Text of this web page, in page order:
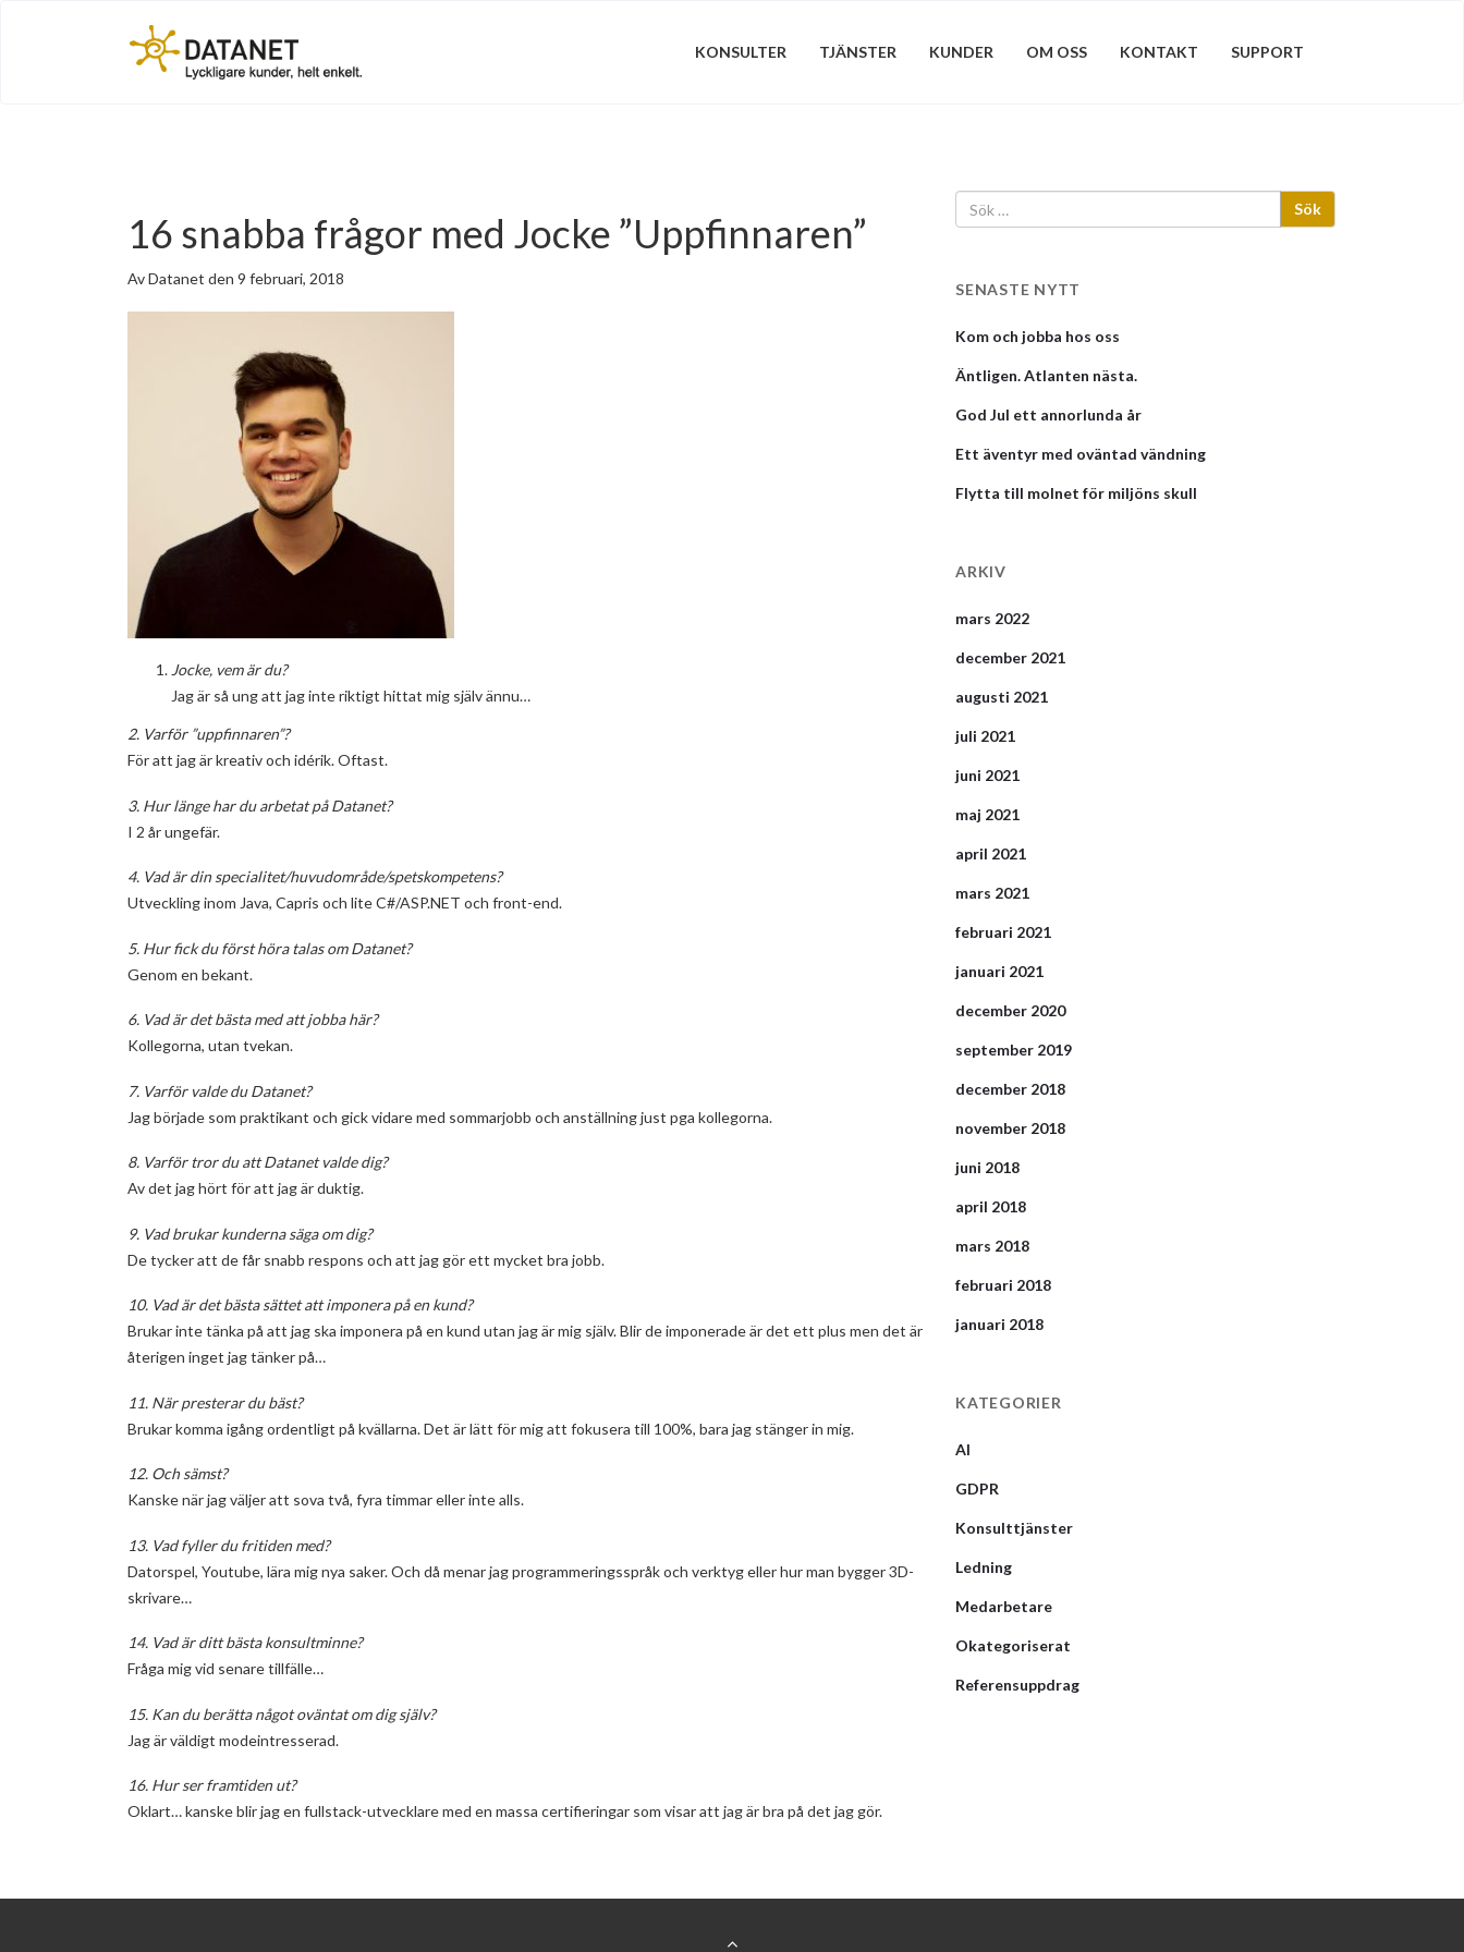
KONSULTER TJÄNSTER KUNDER OM OSS KONTAKT SUPPORT
16 snabba frågor med Jocke ”Uppfinnaren”
Av Datanet den 9 februari, 2018
Jocke, vem är du?
Jag är så ung att jag inte riktigt hittat mig själv ännu…
2. Varför ”uppfinnaren”?
För att jag är kreativ och idérik. Oftast.
3. Hur länge har du arbetat på Datanet?
I 2 år ungefär.
4. Vad är din specialitet/huvudområde/spetskompetens?
Utveckling inom Java, Capris och lite C#/ASP.NET och front-end.
5. Hur fick du först höra talas om Datanet?
Genom en bekant.
6. Vad är det bästa med att jobba här?
Kollegorna, utan tvekan.
7. Varför valde du Datanet?
Jag började som praktikant och gick vidare med sommarjobb och anställning just pga kollegorna.
8. Varför tror du att Datanet valde dig?
Av det jag hört för att jag är duktig.
9. Vad brukar kunderna säga om dig?
De tycker att de får snabb respons och att jag gör ett mycket bra jobb.
10. Vad är det bästa sättet att imponera på en kund?
Brukar inte tänka på att jag ska imponera på en kund utan jag är mig själv. Blir de imponerade är det ett plus men det är
återigen inget jag tänker på…
11. När presterar du bäst?
Brukar komma igång ordentligt på kvällarna. Det är lätt för mig att fokusera till 100%, bara jag stänger in mig.
12. Och sämst?
Kanske när jag väljer att sova två, fyra timmar eller inte alls.
13. Vad fyller du fritiden med?
Datorspel, Youtube, lära mig nya saker. Och då menar jag programmeringsspråk och verktyg eller hur man bygger 3D-
skrivare…
14. Vad är ditt bästa konsultminne?
Fråga mig vid senare tillfälle…
15. Kan du berätta något oväntat om dig själv?
Jag är väldigt modeintresserad.
16. Hur ser framtiden ut?
Oklart… kanske blir jag en fullstack-utvecklare med en massa certifieringar som visar att jag är bra på det jag gör.
SENASTE NYTT
Kom och jobba hos oss
Äntligen. Atlanten nästa.
God Jul ett annorlunda år
Ett äventyr med oväntad vändning
Flytta till molnet för miljöns skull
ARKIV
mars 2022
december 2021
augusti 2021
juli 2021
juni 2021
maj 2021
april 2021
mars 2021
februari 2021
januari 2021
december 2020
september 2019
december 2018
november 2018
juni 2018
april 2018
mars 2018
februari 2018
januari 2018
KATEGORIER
AI
GDPR
Konsulttjänster
Ledning
Medarbetare
Okategoriserat
Referensuppdrag